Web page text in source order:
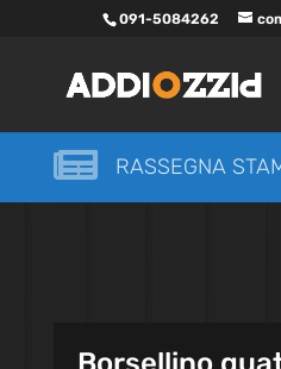
091-5084262
 RASSEGNA